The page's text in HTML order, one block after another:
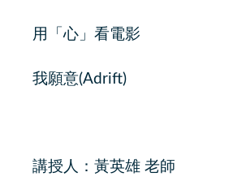
用「心」看電影
我願意(Adrift)
講授人：黃英雄 老師